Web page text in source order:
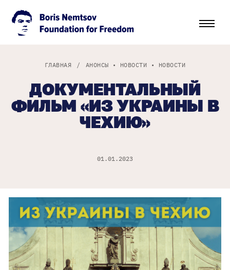
ГЛАВНАЯ / АНОНСЫ • НОВОСТИ • НОВОСТИ
ДОКУМЕНТАЛЬНЫЙ
ФИЛЬМ «ИЗ УКРАИНЫ В
ЧЕХИЮ»
01.01.2023